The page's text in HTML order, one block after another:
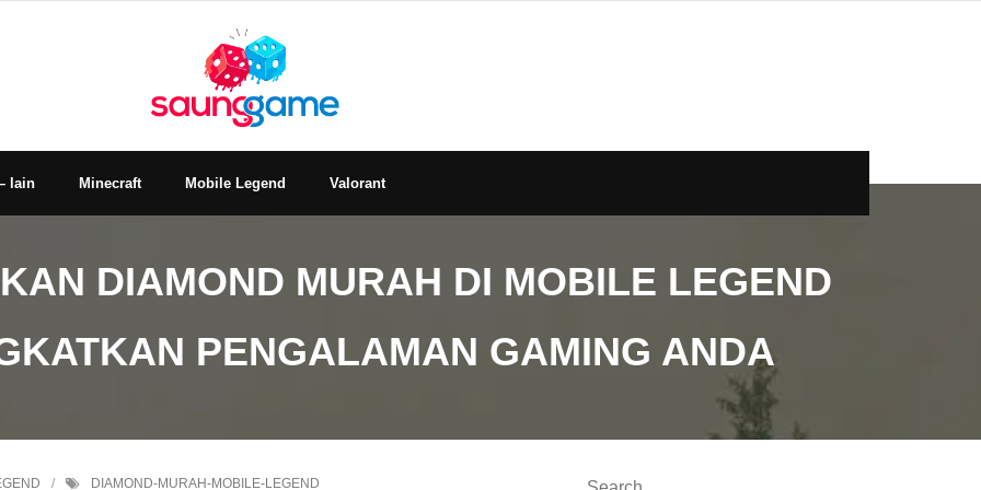
lain Minecraft Mobile Legend Valorant
DIAMOND MURAH DI MOBILE LEGEND
PENGALAMAN GAMING ANDA
DIAMOND-MURAH-MOBILE-LEGEND